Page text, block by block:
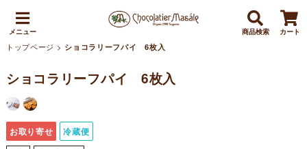
メニュー 商品検索 カート
トップページ > ショコラリーフパイ 6枚入
ショコラリーフパイ 6枚入
お取り寄せ
冷蔵便